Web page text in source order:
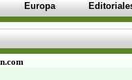
Europa